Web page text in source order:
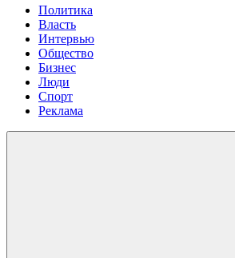
Политика
Власть
Интервью
Общество
Бизнес
Люди
Спорт
Реклама